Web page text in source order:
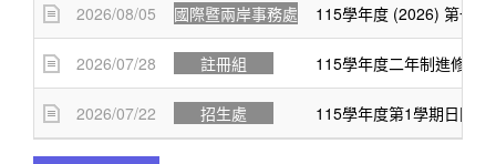
2026/08/05 國際暨兩岸事務處 115學年度 (2026) 第一
2026/07/28 註冊組 115學年度二年制進修部
2026/07/22 招生處 115學年度第1學期日間